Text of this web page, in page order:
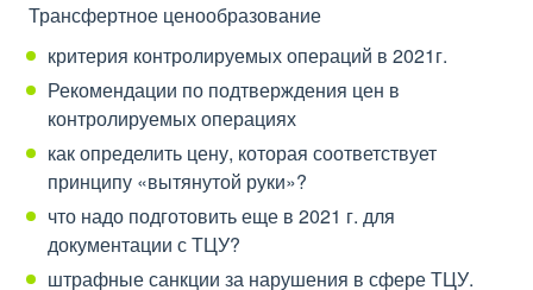
Трансфертное ценообразование
критерия контролируемых операций в 2021г.
Рекомендации по подтверждения цен в
контролируемых операциях
как определить цену, которая соответствует
принципу «вытянутой руки»?
что надо подготовить еще в 2021 г. для
документации с ТЦУ?
штрафные санкции за нарушения в сфере ТЦУ.